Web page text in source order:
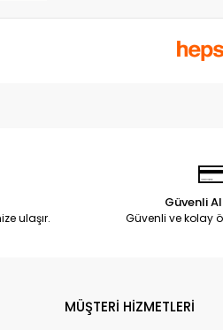
ulaşır.
Güvenli
Güvenli ve kolay
MÜŞTERİ HİZMETLERİ